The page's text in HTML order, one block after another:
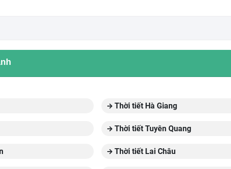
Thời tiết Hà Giang
Thời tiết Tuyên Quang
Thời tiết Lai Châu